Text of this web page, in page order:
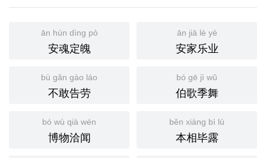
ān hún dìng pò
安魂定魄
ān jiā lè yè
安家乐业
bù gǎn gào láo
不敢告劳
bó gē jì wǔ
伯歌季舞
bó wù qià wén
博物洽闻
běn xiàng bì lù
本相毕露